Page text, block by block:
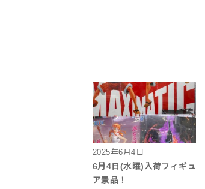
2025年6月4日
6月4日(水曜)入荷フィギュ
ア景品！